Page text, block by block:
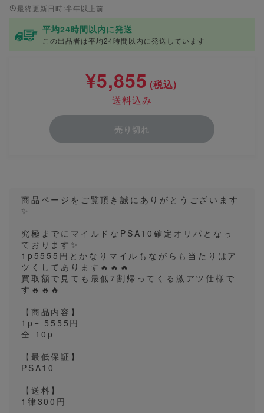
最終更新日時:半年以上前
平均24時間以内に発送
この出品者は平均24時間以内に発送しています
¥5,855 (税込)
送料込み
売り切れ
商品ページをご覧頂き誠にありがとうございます
✨
究極までにマイルドなPSA10確定オリパとなっ
ております✨
1p5555円とかなりマイルもながらも当たりはア
ツくしてあります🔥🔥🔥
買取額で見ても最低7割帰ってくる激アツ仕様で
す🔥🔥🔥
【商品内容】
1p= 5555円
全 10p
【最低保証】
PSA10
【送料】
1律300円